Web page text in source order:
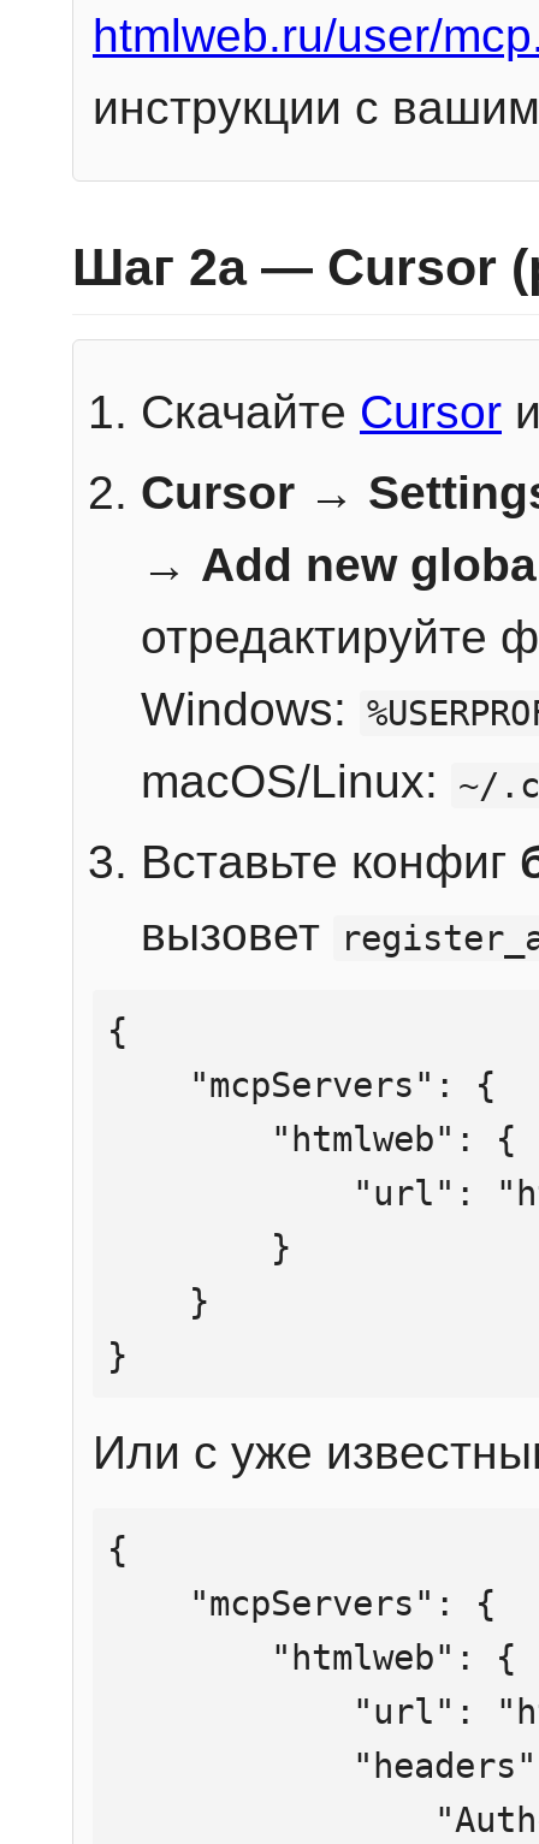
htmlweb.ru/user/
инструкции с
Шаг 2a — Cursor
Скачайте Cursor
Cursor →
→ Add new
отредактируйте
Windows:
macOS/Linux: ~/
Вставьте конфиг
вызовет
{
}
Или с уже
{